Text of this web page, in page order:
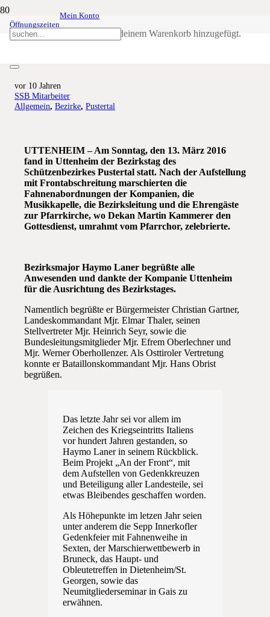
Öffnungszeiten
Mein Konto
wurde deinem Warenkorb hinzugefügt.
Bezirkstag Schützenbezirk
vor 10 Jahren
SSB Mitarbeiter
Allgemein, Bezirke, Pustertal
UTTENHEIM – Am Sonntag, den 13. März 2016
fand in Uttenheim der Bezirkstag des
Schützenbezirkes Pustertal statt. Nach der Aufstellung
mit Frontabschreitung marschierten die
Fahnenabordnungen der Kompanien, die
Musikkapelle, die Bezirksleitung und die Ehrengäste
zur Pfarrkirche, wo Dekan Martin Kammerer den
Gottesdienst, umrahmt vom Pfarrchor, zelebrierte.
Bezirksmajor Haymo Laner begrüßte alle
Anwesenden und dankte der Kompanie Uttenheim
für die Ausrichtung des Bezirkstages.
Namentlich begrüßte er Bürgermeister Christian Gartner,
Landeskommandant Mjr. Elmar Thaler, seinen
Stellvertreter Mjr. Heinrich Seyr, sowie die
Bundesleitungsmitglieder Mjr. Efrem Oberlechner und
Mjr. Werner Oberhollenzer. Als Osttiroler Vertretung
konnte er Bataillonskommandant Mjr. Hans Obrist
begrüßen.
Das letzte Jahr sei vor allem im
Zeichen des Kriegseintritts Italiens
vor hundert Jahren gestanden, so
Haymo Laner in seinem Rückblick.
Beim Projekt „An der Front“, mit
dem Aufstellen von Gedenkkreuzen
und Beteiligung aller Landesteile, sei
etwas Bleibendes geschaffen worden.
Als Höhepunkte im letzen Jahr seien
unter anderem die Sepp Innerkofler
Gedenkfeier mit Fahnenweihe in
Sexten, der Marschierwettbewerb in
Bruneck, das Haupt- und
Obleutetreffen in Dietenheim/St.
Georgen, sowie das
Neumitgliederseminar in Gais zu
erwähnen.